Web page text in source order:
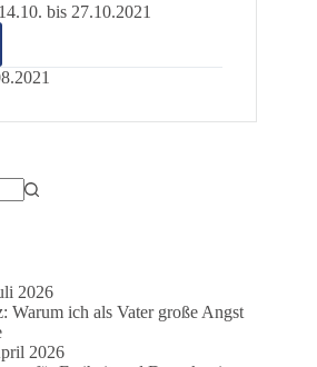
bis 27.10.2021
2026
Warum ich als Vater große Angst
2026